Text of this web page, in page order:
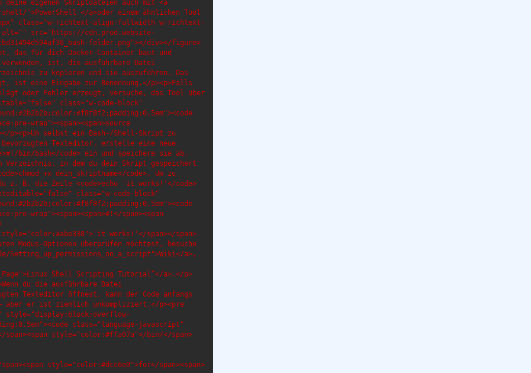
eigenen Skriptdateien auch mit <a
">PowerShell </a>oder einem ähnlichen Tool
class="w-richtext-align-fullwidth w-richtext-
alt="" src="https://cdn.prod.website-
folder.png"></div></figure>
das für dich Docker-Container baut und
ist, die ausführbare Datei
zu kopieren und sie auszuführen. Das
ist eine Eingabe zur Benennung.</p><p>Falls
oder Fehler erzeugt, versuche, das Tool über
class="w-code-block"
wrap"><span><span>source
p><p>Um selbst ein Bash-/Shell-Skript zu
Texteditor, erstelle eine neue
bin/bash</code> ein und speichere sie ab.
Verzeichnis, in dem du dein Skript gespeichert
+x dein_skriptname</code>. Um zu
B. die Zeile <code>echo 'it works!'</code>
class="w-code-block"
wrap"><span><span>#!</span><span
style="color:#abe338">'it works!'</span></span>
Modus-Optionen überprüfen möchtest, besuche
a>,
Shell Scripting Tutorial“</a>.</p>
du die ausführbare Datei
Texteditor öffnest, kann der Code anfangs
aber er ist ziemlich unkompliziert.</p><pre
style="display:block;overflow-
class="language-javascript"
span><span style="color:#ffa07a">/bin/</span>
style="color:#dcc6e0">for</span><span>